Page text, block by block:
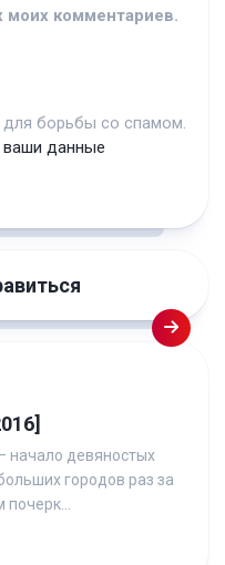
комментариев.
для борьбы со спамом.
ваши данные
начало девяностых
городов раз за